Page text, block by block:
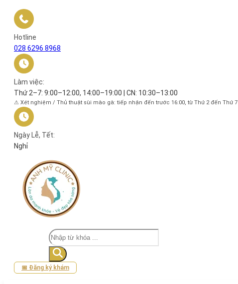
Hotline
028 6296 8968
Làm việc:
Thứ 2–7: 9:00–12:00, 14:00–19:00 | CN: 10:30–13:00
⚠ Xét nghiệm / Thủ thuật sùi mào gà: tiếp nhận đến trước 16:00, từ Thứ 2 đến Thứ 7
Ngày Lễ, Tết:
Nghỉ
Tìm
kiếm
📅 Đăng ký khám